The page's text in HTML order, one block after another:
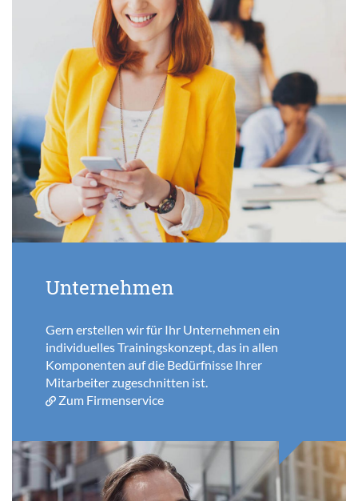
Unternehmen
Gern erstellen wir für Ihr Unternehmen ein
individuelles Trainingskonzept, das in allen
Komponenten auf die Bedürfnisse Ihrer
Mitarbeiter zugeschnitten ist.
Zum Firmenservice